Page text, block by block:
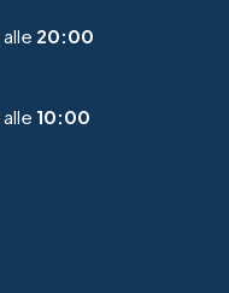
alle 20:00
alle 10:00